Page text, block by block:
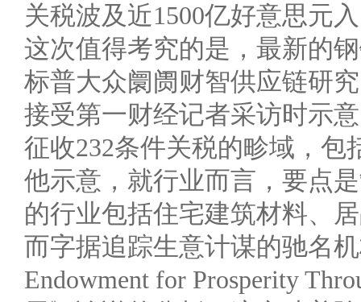
关税波及近1500亿好意思元
这次值得考究的是，最新的
标普大众阛阓财智供应链研
接受第一财经记者采访时示
征收232条件关税的畛域，
他示意，就行业而言，要点
的行业包括住宅建筑材料、
而字据追踪生意计谋的驰名
Endowment for Prosperity